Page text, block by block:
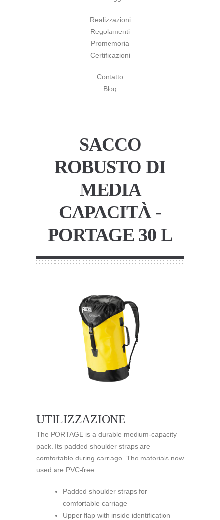
Realizzazioni
Regolamenti
Promemoria
Certificazioni
Contatto
Blog
SACCO
ROBUSTO DI
MEDIA
CAPACITÀ -
PORTAGE 30 L
UTILIZZAZIONE
The PORTAGE is a durable medium-capacity
pack. Its padded shoulder straps are
comfortable during carriage. The materials now
used are PVC-free.
Padded shoulder straps for
comfortable carriage
Upper flap with inside identification